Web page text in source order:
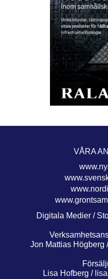
VÅRA
Digitala Medier /
Jon Mattias Högberg
Lisa Hofberg /